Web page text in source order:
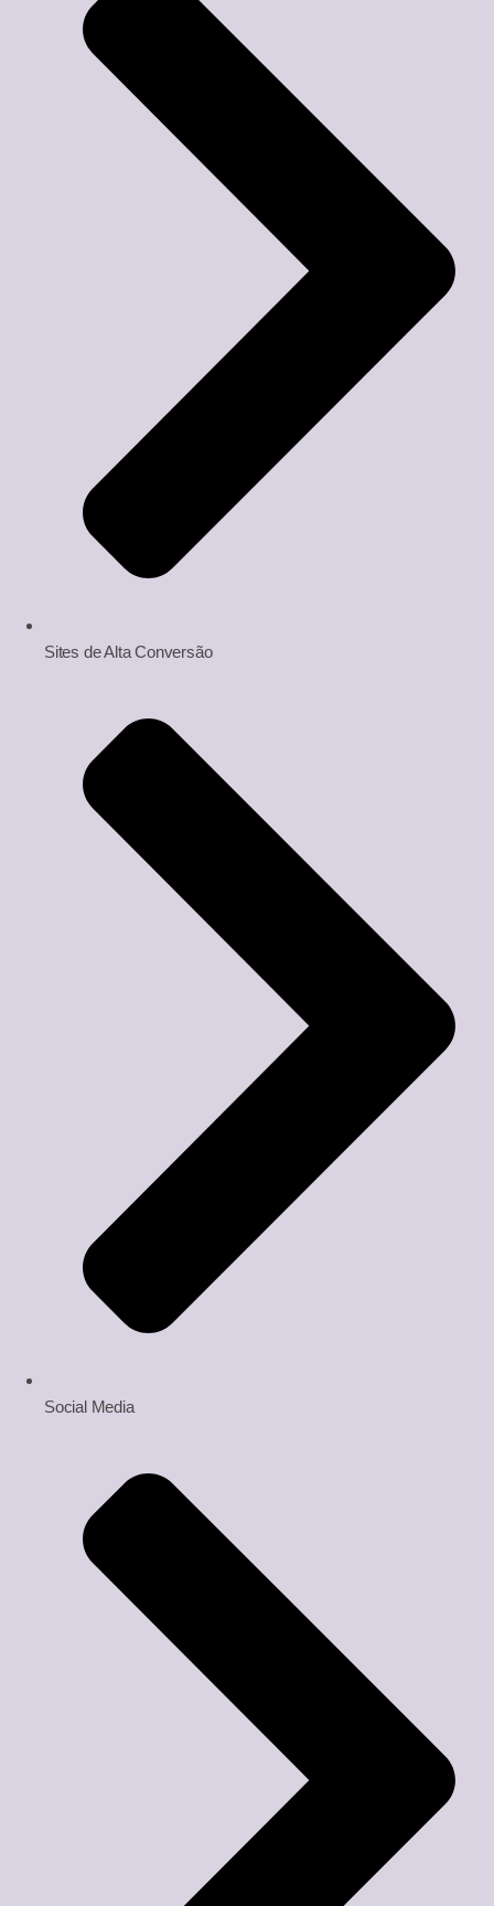
Sites de Alta Conversão
Social Media